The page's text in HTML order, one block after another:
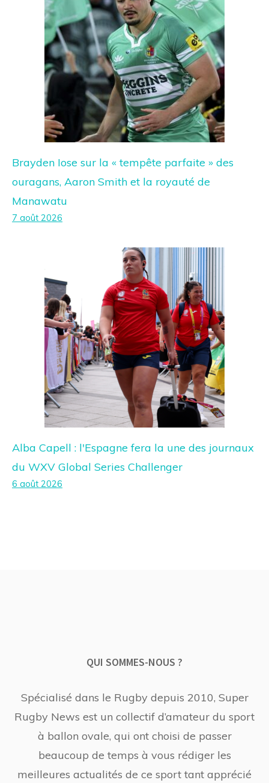
Brayden Iose sur la « tempête parfaite » des
ouragans, Aaron Smith et la royauté de
Manawatu
7 août 2026
Alba Capell : l'Espagne fera la une des journaux
du WXV Global Series Challenger
6 août 2026
QUI SOMMES-NOUS ?
Spécialisé dans le Rugby depuis 2010, Super
Rugby News est un collectif d’amateur du sport
à ballon ovale, qui ont choisi de passer
beaucoup de temps à vous rédiger les
meilleures actualités de ce sport tant apprécié